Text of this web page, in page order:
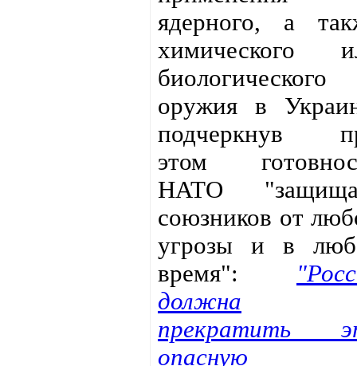
ядерного, а
химического
биологического
оружия в
подчеркнув
этом
НАТО
союзников от
угрозы и в
время":
должна
прекратить
опасную